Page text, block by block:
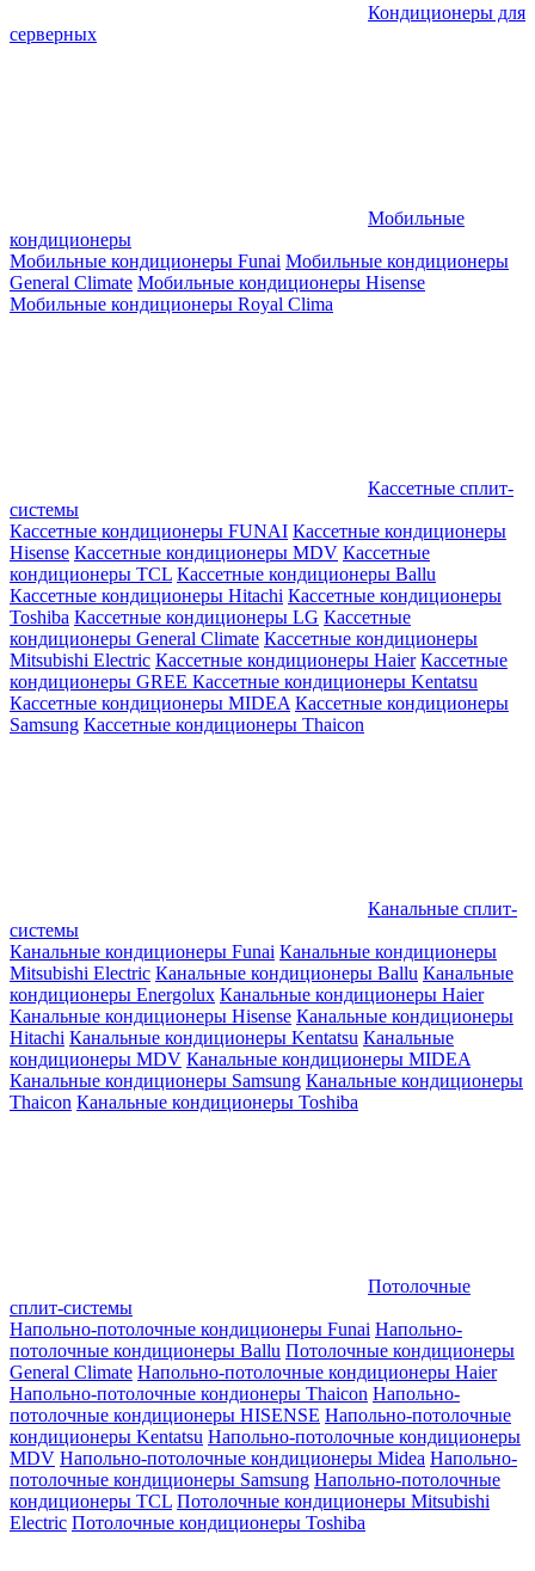
Кондиционеры для
серверных
Мобильные
кондиционеры
Мобильные кондиционеры Funai Мобильные кондиционеры
General Climate Мобильные кондиционеры Hisense
Мобильные кондиционеры Royal Clima
Кассетные сплит-
системы
Кассетные кондиционеры FUNAI Кассетные кондиционеры
Hisense Кассетные кондиционеры MDV Кассетные
кондиционеры TCL Кассетные кондиционеры Ballu
Кассетные кондиционеры Hitachi Кассетные кондиционеры
Toshiba Кассетные кондиционеры LG Кассетные
кондиционеры General Climate Кассетные кондиционеры
Mitsubishi Electric Кассетные кондиционеры Haier Кассетные
кондиционеры GREE Кассетные кондиционеры Kentatsu
Кассетные кондиционеры MIDEA Кассетные кондиционеры
Samsung Кассетные кондиционеры Thaicon
Канальные сплит-
системы
Канальные кондиционеры Funai Канальные кондиционеры
Mitsubishi Electric Канальные кондиционеры Ballu Канальные
кондиционеры Energolux Канальные кондиционеры Haier
Канальные кондиционеры Hisense Канальные кондиционеры
Hitachi Канальные кондиционеры Kentatsu Канальные
кондиционеры MDV Канальные кондиционеры MIDEA
Канальные кондиционеры Samsung Канальные кондиционеры
Thaicon Канальные кондиционеры Toshiba
Потолочные
сплит-системы
Напольно-потолочные кондиционеры Funai Напольно-
потолочные кондиционеры Ballu Потолочные кондиционеры
General Climate Напольно-потолочные кондиционеры Haier
Напольно-потолочные кондионеры Thaicon Напольно-
потолочные кондиционеры HISENSE Напольно-потолочные
кондиционеры Kentatsu Напольно-потолочные кондиционеры
MDV Напольно-потолочные кондиционеры Midea Напольно-
потолочные кондиционеры Samsung Напольно-потолочные
кондиционеры TCL Потолочные кондиционеры Mitsubishi
Electric Потолочные кондиционеры Toshiba